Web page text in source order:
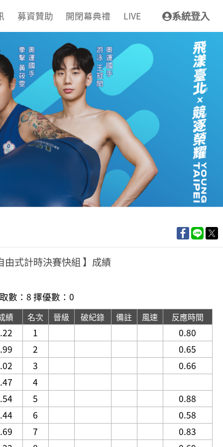
募資贊助 開閉幕典禮 LIVE 系統登入
式計時決賽快組 】成績
數：8 擇優數：0
績 名次 晉級 破紀錄 備註 風速 反應時間
1
0.80
2
0.65
3
0.66
4
5
0.88
6
0.58
7
0.83